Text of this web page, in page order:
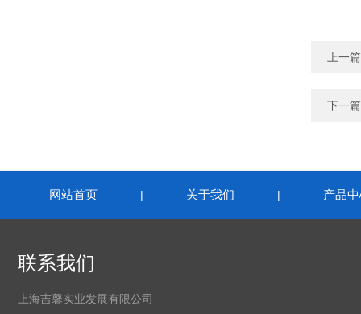
上一
下一
网站首页 | 关于我们 | 产品
联系我们
上海吉馨实业发展有限公司